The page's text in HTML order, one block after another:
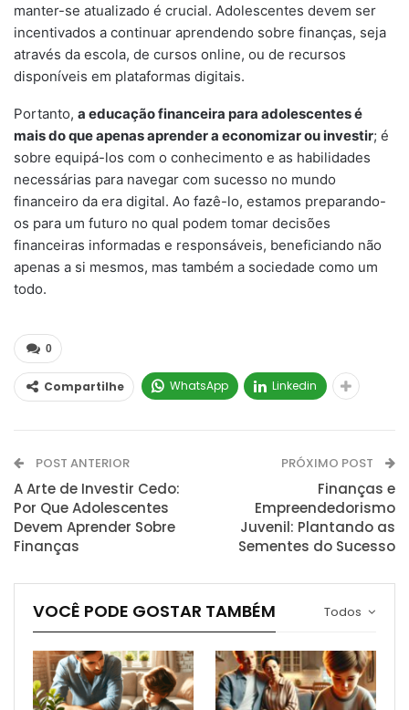
manter-se atualizado é crucial. Adolescentes devem ser
incentivados a continuar aprendendo sobre finanças, seja
através da escola, de cursos online, ou de recursos
disponíveis em plataformas digitais.
Portanto, a educação financeira para adolescentes é
mais do que apenas aprender a economizar ou investir; é
sobre equipá-los com o conhecimento e as habilidades
necessárias para navegar com sucesso no mundo
financeiro da era digital. Ao fazê-lo, estamos preparando-
os para um futuro no qual podem tomar decisões
financeiras informadas e responsáveis, beneficiando não
apenas a si mesmos, mas também a sociedade como um
todo.
0
Compartilhe WhatsApp Linkedin
POST ANTERIOR
A Arte de Investir Cedo:
Por Que Adolescentes
Devem Aprender Sobre
Finanças
PRÓXIMO POST
Finanças e
Empreendedorismo
Juvenil: Plantando as
Sementes do Sucesso
Todos
VOCÊ PODE GOSTAR TAMBÉM